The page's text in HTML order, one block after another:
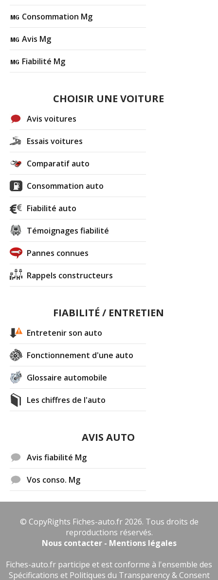
Consommation Mg
Avis Mg
Fiabilité Mg
CHOISIR UNE VOITURE
Avis voitures
Essais voitures
Comparatif auto
Consommation auto
Fiabilité auto
Témoignages fiabilité
Pannes connues
Rappels constructeurs
FIABILITÉ / ENTRETIEN
Entretenir son auto
Fonctionnement d'une auto
Glossaire automobile
Les chiffres de l'auto
AVIS AUTO
Avis fiabilité Mg
Vos conso. Mg
© CopyRights Fiches-auto.fr 2026. Tous droits de
reproductions réservés.
Nous contacter - Mentions légales
Fiches-auto.fr participe et est conforme à l'ensemble des
Spécifications et Politiques du Transparency & Consent